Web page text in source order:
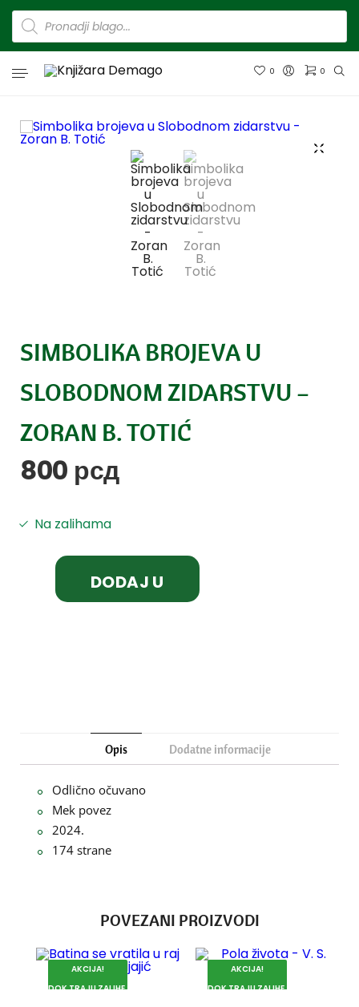
0 0
SIMBOLIKA BROJEVA U
SLOBODNOM ZIDARSTVU –
ZORAN B. TOTIĆ
800 рсд
Na zalihama
DODAJ U
Opis Dodatne informacije
Odlično očuvano
Mek povez
2024.
174 strane
POVEZANI PROIZVODI
AKCIJA!
DOK TRAJU ZALIHE.
AKCIJA!
DOK TRAJU ZALIHE.